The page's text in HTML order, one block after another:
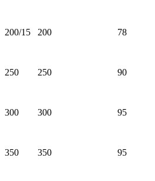
200/15 200 78
250 250 90
300 300 95
350 350 95